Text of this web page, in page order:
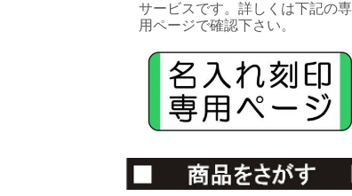
サービスです。詳しくは下記の専
用ページで確認下さい。